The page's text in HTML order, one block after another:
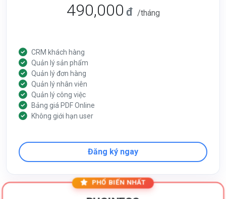
490,000 đ /tháng
CRM khách hàng
Quản lý sản phẩm
Quản lý đơn hàng
Quản lý nhân viên
Quản lý công việc
Bảng giá PDF Online
Không giới hạn user
Đăng ký ngay
PHỔ BIẾN NHẤT